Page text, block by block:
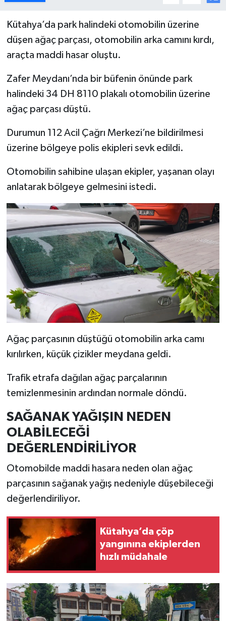
Kütahya’da park halindeki otomobilin üzerine
düşen ağaç parçası, otomobilin arka camını kırdı,
araçta maddi hasar oluştu.
Zafer Meydanı’nda bir büfenin önünde park
halindeki 34 DH 8110 plakalı otomobilin üzerine
ağaç parçası düştü.
Durumun 112 Acil Çağrı Merkezi’ne bildirilmesi
üzerine bölgeye polis ekipleri sevk edildi.
Otomobilin sahibine ulaşan ekipler, yaşanan olayı
anlatarak bölgeye gelmesini istedi.
Ağaç parçasının düştüğü otomobilin arka camı
kırılırken, küçük çizikler meydana geldi.
Trafik etrafa dağılan ağaç parçalarının
temizlenmesinin ardından normale döndü.
SAĞANAK YAĞIŞIN NEDEN
OLABİLECEĞİ
DEĞERLENDİRİLİYOR
Otomobilde maddi hasara neden olan ağaç
parçasının sağanak yağış nedeniyle düşebileceği
değerlendiriliyor.
Kütahya’da çöp
yangınına ekiplerden
hızlı müdahale
Hisarcık
İlçeler
Köşe Yazıları
Kültür Sanat
Kütahya
Otomobil
Pazarlar
Politika
Resmi İlan
Rüya Tabirleri
Sağlık
Şaphane
Siyaset
Spor
Tavşanlı
Teknoloji
Türkiye
Video Galeri
Yaşam
Yemek Tarifleri